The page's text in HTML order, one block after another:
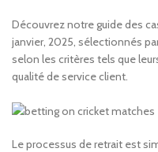
Découvrez notre guide des
janvier, 2025, sélectionnés
selon les critères tels que
qualité de service client.
Le processus de retrait est